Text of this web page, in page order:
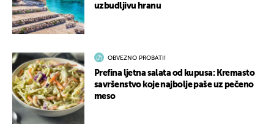
uzbudljivu hranu
OBVEZNO PROBATI!
Prefina ljetna salata od kupusa: Kremasto
savršenstvo koje najbolje paše uz pečeno
meso